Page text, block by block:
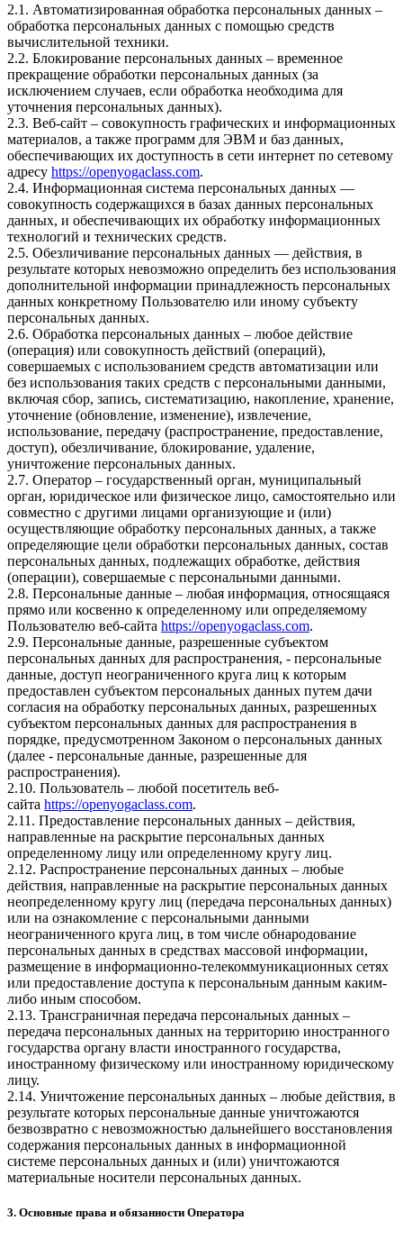
2.1. Автоматизированная обработка персональных данных –
обработка персональных данных с помощью средств
вычислительной техники.
2.2. Блокирование персональных данных – временное
прекращение обработки персональных данных (за
исключением случаев, если обработка необходима для
уточнения персональных данных).
2.3. Веб-сайт – совокупность графических и информационных
материалов, а также программ для ЭВМ и баз данных,
обеспечивающих их доступность в сети интернет по сетевому
адресу https://openyogaclass.com.
2.4. Информационная система персональных данных —
совокупность содержащихся в базах данных персональных
данных, и обеспечивающих их обработку информационных
технологий и технических средств.
2.5. Обезличивание персональных данных — действия, в
результате которых невозможно определить без использования
дополнительной информации принадлежность персональных
данных конкретному Пользователю или иному субъекту
персональных данных.
2.6. Обработка персональных данных – любое действие
(операция) или совокупность действий (операций),
совершаемых с использованием средств автоматизации или
без использования таких средств с персональными данными,
включая сбор, запись, систематизацию, накопление, хранение,
уточнение (обновление, изменение), извлечение,
использование, передачу (распространение, предоставление,
доступ), обезличивание, блокирование, удаление,
уничтожение персональных данных.
2.7. Оператор – государственный орган, муниципальный
орган, юридическое или физическое лицо, самостоятельно или
совместно с другими лицами организующие и (или)
осуществляющие обработку персональных данных, а также
определяющие цели обработки персональных данных, состав
персональных данных, подлежащих обработке, действия
(операции), совершаемые с персональными данными.
2.8. Персональные данные – любая информация, относящаяся
прямо или косвенно к определенному или определяемому
Пользователю веб-сайта https://openyogaclass.com.
2.9. Персональные данные, разрешенные субъектом
персональных данных для распространения, - персональные
данные, доступ неограниченного круга лиц к которым
предоставлен субъектом персональных данных путем дачи
согласия на обработку персональных данных, разрешенных
субъектом персональных данных для распространения в
порядке, предусмотренном Законом о персональных данных
(далее - персональные данные, разрешенные для
распространения).
2.10. Пользователь – любой посетитель веб-
сайта https://openyogaclass.com.
2.11. Предоставление персональных данных – действия,
направленные на раскрытие персональных данных
определенному лицу или определенному кругу лиц.
2.12. Распространение персональных данных – любые
действия, направленные на раскрытие персональных данных
неопределенному кругу лиц (передача персональных данных)
или на ознакомление с персональными данными
неограниченного круга лиц, в том числе обнародование
персональных данных в средствах массовой информации,
размещение в информационно-телекоммуникационных сетях
или предоставление доступа к персональным данным каким-
либо иным способом.
2.13. Трансграничная передача персональных данных –
передача персональных данных на территорию иностранного
государства органу власти иностранного государства,
иностранному физическому или иностранному юридическому
лицу.
2.14. Уничтожение персональных данных – любые действия, в
результате которых персональные данные уничтожаются
безвозвратно с невозможностью дальнейшего восстановления
содержания персональных данных в информационной
системе персональных данных и (или) уничтожаются
материальные носители персональных данных.
3. Основные права и обязанности Оператора